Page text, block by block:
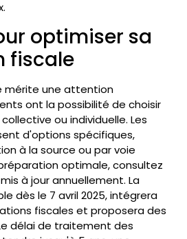
optimiser sa
fiscale
mérite une attention
ont la possibilité de choisir
ou individuelle. Les
d'options spécifiques,
à la source ou par voie
optimale, consultez
à jour annuellement. La
dès le 7 avril 2025, intégrera
fiscales et proposera des
délai de traitement des